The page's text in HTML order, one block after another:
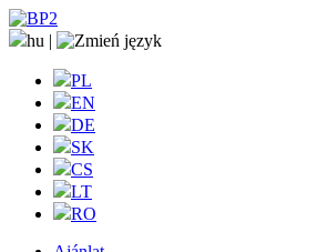
hu |
PL
EN
DE
SK
CS
LT
RO